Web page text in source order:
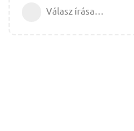
Válasz írása…